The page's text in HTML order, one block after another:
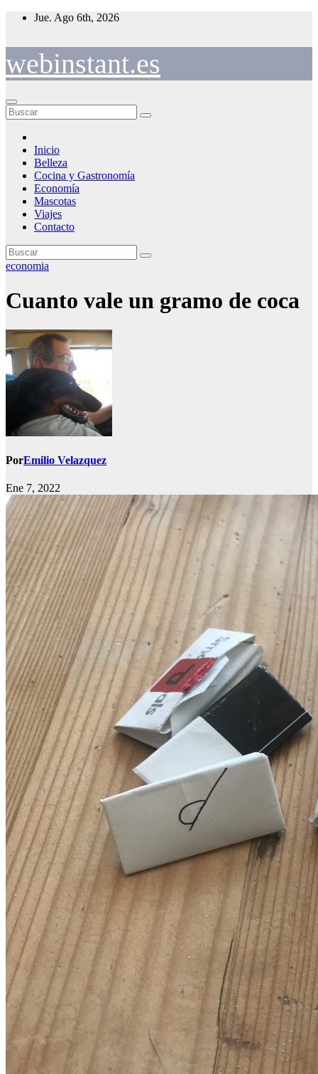
Saltar
Jue. Ago 6th, 2026
webinstant.es
Inicio
Belleza
Cocina y Gastronomía
Economía
Mascotas
Viajes
Contacto
economia
Cuanto vale un gramo de coca
PorEmilio Velazquez
Ene 7, 2022